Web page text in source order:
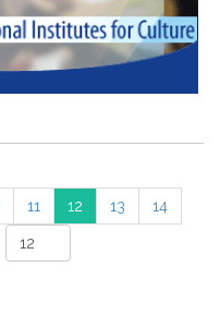
11 12 13 14